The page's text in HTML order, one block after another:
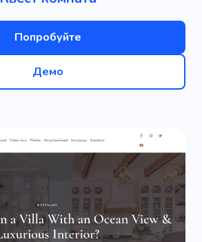
Попробуйте
Демо